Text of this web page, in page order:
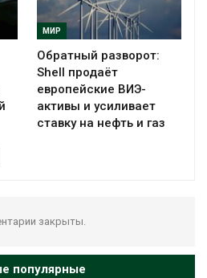
МИР
Обратный разворот:
Shell продаёт
европейские ВИЭ-
активы и усиливает
ставку на нефть и газ
закрыты.
популярные